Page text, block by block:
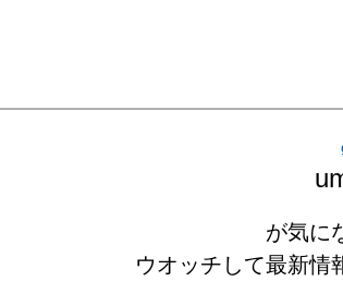
が気に
ウオッチして最新情